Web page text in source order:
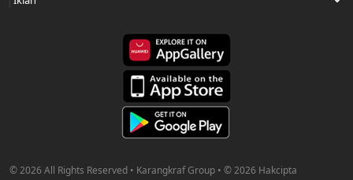
© 2026 All Rights Reserved • Karangkraf Group • © 2026 Hakcipta